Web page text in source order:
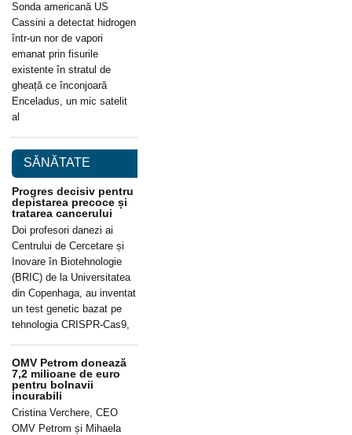
Sonda americană US
Cassini a detectat hidrogen
într-un nor de vapori
emanat prin fisurile
existente în stratul de
gheață ce înconjoară
Enceladus, un mic satelit
al
SĂNĂTATE
Progres decisiv pentru
depistarea precoce și
tratarea cancerului
Doi profesori danezi ai
Centrului de Cercetare și
Inovare în Biotehnologie
(BRIC) de la Universitatea
din Copenhaga, au inventat
un test genetic bazat pe
tehnologia CRISPR-Cas9,
OMV Petrom donează
7,2 milioane de euro
pentru bolnavii
incurabili
Cristina Verchere, CEO
OMV Petrom și Mihaela